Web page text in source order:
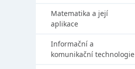
Matematika a její
aplikace
Informační a
komunikační technologie